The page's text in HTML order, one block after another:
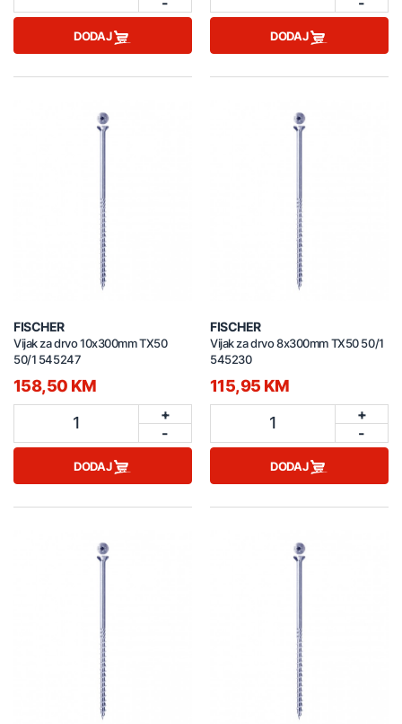
DODAJ DODAJ
FISCHER
Vijak za drvo 10x300mm TX50
50/1 545247
158,50 KM
1
+
-
DODAJ
FISCHER
Vijak za drvo 8x300mm TX50 50/1
545230
115,95 KM
1
+
-
DODAJ